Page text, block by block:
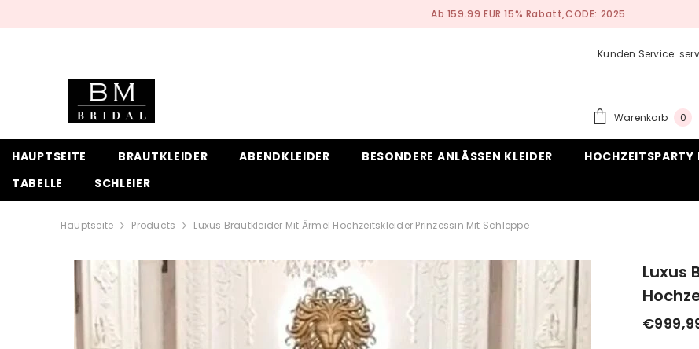
Nach Maß Anfertigen Service
Kunden Service:
Warenkorb 00
HAUPTSEITE BRAUTKLEIDER ABENDKLEIDER BESONDERE ANLÄSSEN KLEIDER HOCHZEITSPARTY
TABELLE
SCHLEIER
Hauptseite Products Luxus Brautkleider Mit Ärmel Hochzeitskleider Prinzessin Mit Schleppe
Luxus